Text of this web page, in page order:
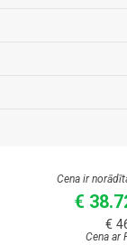
Cena ir
€
€
Cena ar